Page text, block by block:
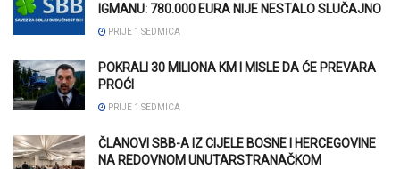
IGMANU: 780.000 EURA NIJE NESTALO SLUČAJNO
PRIJE 1 SEDMICA
POKRALI 30 MILIONA KM I MISLE DA ĆE PREVARA
PROĆI
PRIJE 1 SEDMICA
ČLANOVI SBB-A IZ CIJELE BOSNE I HERCEGOVINE
NA REDOVNOM UNUTARSTRANAČKOM